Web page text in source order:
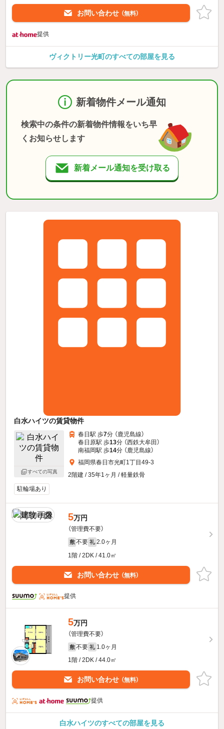
お問い合わせ （無料）
提供
ヴィクトリー光町のすべての部屋を見る
新着物件メール通知
検索中の条件の新着物件情報をいち早
くお知らせします
新着メール通知を受け取る
白水ハイツの賃貸物件
すべての写真
春日駅 歩7分 （鹿児島線）
春日原駅 歩13分 （西鉄大牟田）
南福岡駅 歩14分 （鹿児島線）
福岡県春日市光町1丁目49-3
2階建 / 35年1ヶ月 / 軽量鉄骨
駐輪場あり
5万円
（管理費不要）
敷 不要 礼 2.0ヶ月
1階 / 2DK / 41.0㎡
お問い合わせ （無料）
提供
5万円
（管理費不要）
敷 不要 礼 1.0ヶ月
1階 / 2DK / 44.0㎡
お問い合わせ （無料）
提供
白水ハイツのすべての部屋を見る